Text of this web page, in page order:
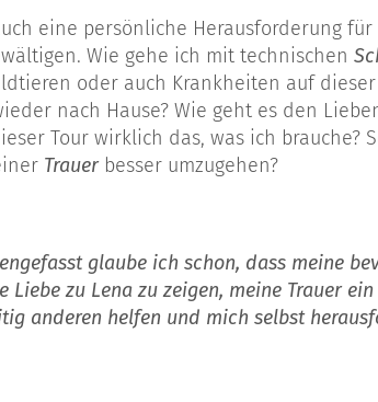
eine persönliche Herausforderung
Wie gehe ich mit technischen
oder auch Krankheiten auf dieser
nach Hause? Wie geht es den
Tour wirklich das, was ich brauche?
Trauerbesser umzugehen?
glaube ich schon, dass meine
Liebe zu Lena zu zeigen, meine Trauer
anderen helfen und mich selbst